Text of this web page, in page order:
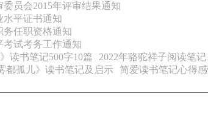
员会2015年评审结果通知
水平证书通知
务任职资格通知
考试考务工作通知
读书笔记500字10篇
2022年骆驼祥子阅读笔记
都孤儿》读书笔记及启示
简爱读书笔记心得